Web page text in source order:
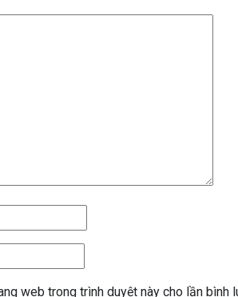
web trong trình duyệt này cho lần bình